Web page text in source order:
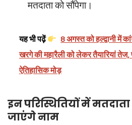
मतदाता को सौंपेगा।
यह भी पढ़ें
8 अगस्त को हल्द्वानी में
खरगे की महारैली को लेकर तैयारियां तेज,
ऐतिहासिक मोड़
इन परिस्थितियों में
जाएंगे नाम